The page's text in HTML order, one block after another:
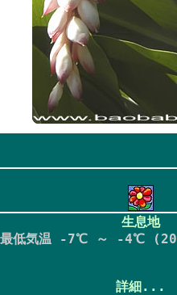
生息地
最低気温 -7℃ ～ -4℃
詳細...